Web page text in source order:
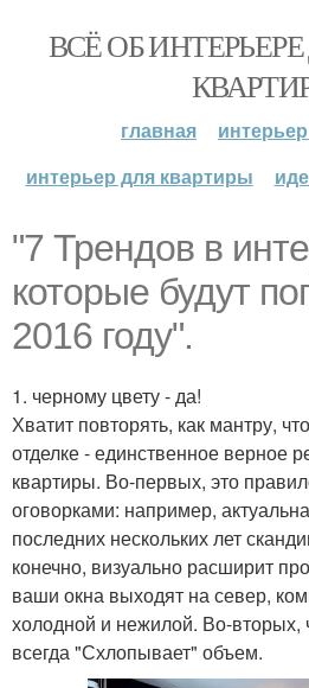
ВСЁ ОБ
главная
интерьер для квартиры
"7 Трендов в
которые будут
2016 году".
1. черному цвету - да!
Хватит повторять, как мантру,
отделке - единственное верное
квартиры. Во-первых, это
оговорками: например,
последних нескольких лет
конечно, визуально расширит
ваши окна выходят на север,
холодной и нежилой. Во-вторых,
всегда "Схлопывает" объем.